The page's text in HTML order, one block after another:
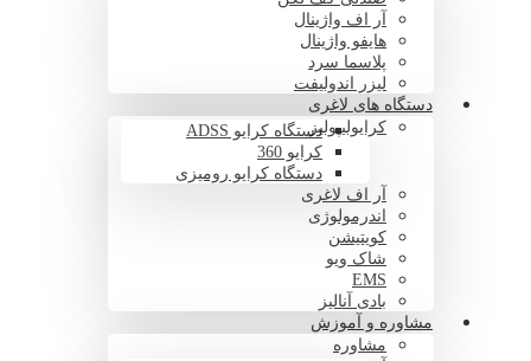
آر اف واژینال
هایفو واژینال
پلاسما سرد
لیزر اندولیفت
دستگاه های لاغری
کرایولیپولیزدستگاه کرایو ADSS
کرایو 360
دستگاه کرایو رومیزی
آر اف لاغری
اندرمولوژی
کویتیشن
شاک ویو
EMS
بادی آنالیز
مشاوره و آموزش
مشاوره